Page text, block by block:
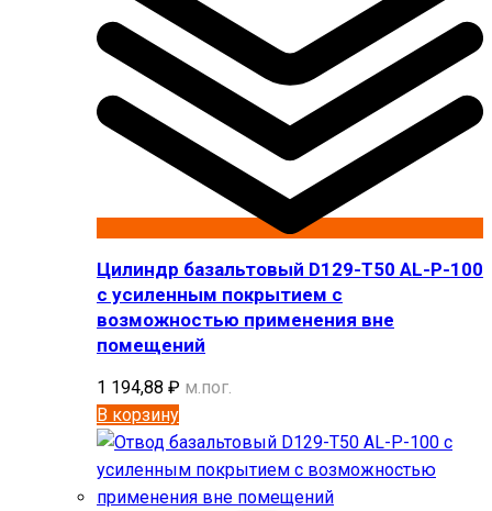
Цилиндр базальтовый D129-T50 AL-P-100
с усиленным покрытием с
возможностью применения вне
помещений
1 194,88 ₽ м.пог.
В корзину